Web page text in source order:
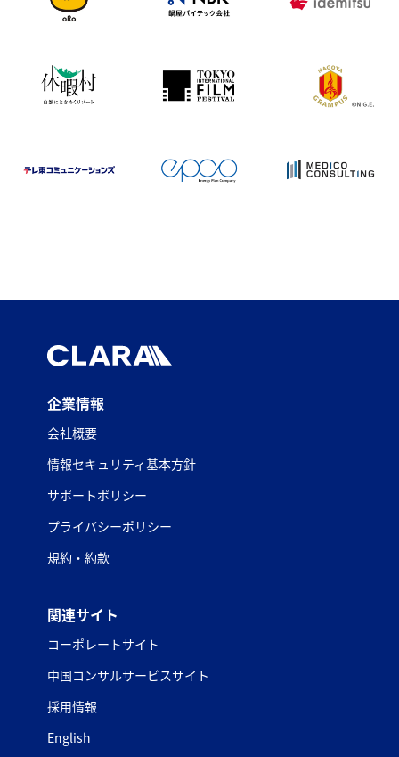
企業情報
会社概要
情報セキュリティ基本方針
サポートポリシー
プライバシーポリシー
規約・約款
関連サイト
コーポレートサイト
中国コンサルサービスサイト
採用情報
English